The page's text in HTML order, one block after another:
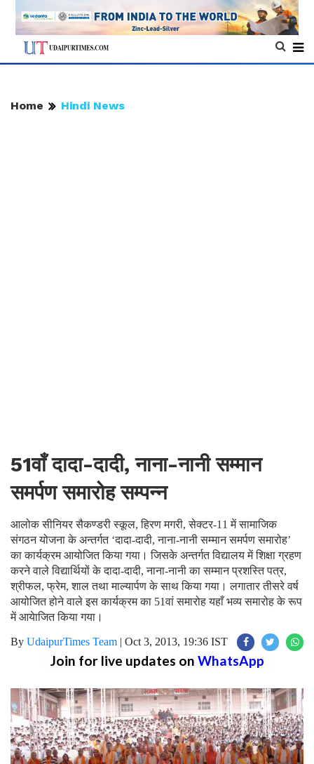
Home Hindi News
51वाँ दादा-दादी, नाना-नानी सम्मान
समर्पण समारोह सम्पन्न
आलोक सीनियर सैकण्डरी स्कूल, हिरण मगरी, सेक्टर-11 में सामाजिक
संगठन योजना के अन्तर्गत ‘दादा-दादी, नाना-नानी सम्मान समर्पण समारोह’
का कार्यक्रम आयोजित किया गया। जिसके अन्तर्गत विद्यालय में शिक्षा ग्रहण
करने वाले विद्यार्थियों के दादा-दादी, नाना-नानी का सम्मान प्रशस्ति पत्र,
श्रीफल, फ्रेम, शाल तथा माल्यार्पण के साथ किया गया। लगातार तीसरे वर्ष
आयोजित होने वाले इस कार्यक्रम का 51वां समारोह यहाँ भव्य समारोह के रूप
में आयेाजित किया गया।
By UdaipurTimes Team | Oct 3, 2013, 19:36 IST
Join for live updates on WhatsApp